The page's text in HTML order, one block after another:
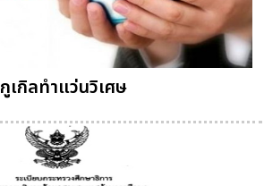
กูเกิลทำแว่นวิเศษ